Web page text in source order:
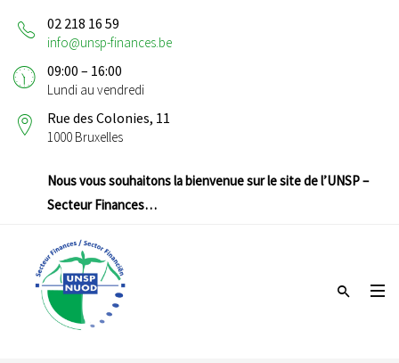
02 218 16 59
info@unsp-finances.be
09:00 – 16:00
Lundi au vendredi
Rue des Colonies, 11
1000 Bruxelles
Nous vous souhaitons la bienvenue sur le site de l’UNSP –
Secteur Finances…